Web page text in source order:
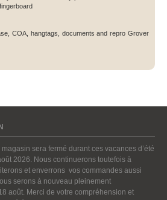
COA, hangtags, documents and repro Grover
sera fermé durant ces vacances d’été
2026. Nous continuerons toutefois à
et enverrons vos commandes aussi
serons à nouveau pleinement
août. Merci de votre compréhension et